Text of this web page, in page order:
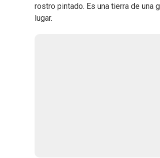
rostro pintado. Es una tierra de una
lugar.